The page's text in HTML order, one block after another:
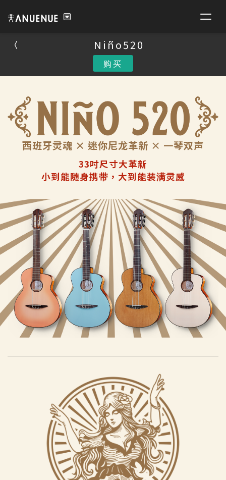
Niño520
购买
Niño520
购买
西班牙灵魂 × 迷你尼龙革新 × 一琴双声
33吋尺寸大革新
小到能随身携带，大到能装满灵感